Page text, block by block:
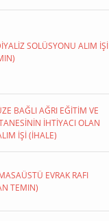
SOLÜSYONU ALIM İŞİ
BAĞLI AĞRI EĞİTİM VE
İHTİYACI OLAN
İŞİ (İHALE)
EVRAK RAFI
TEMIN)